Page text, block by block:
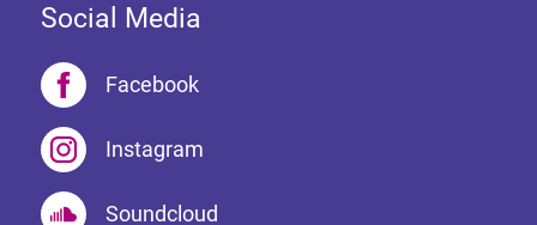
Social Media
Facebook
Instagram
Soundcloud